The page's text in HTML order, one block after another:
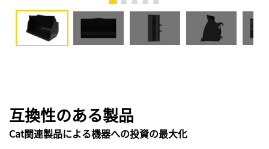
互換性のある製品
Cat関連製品による機器への投資の最大化